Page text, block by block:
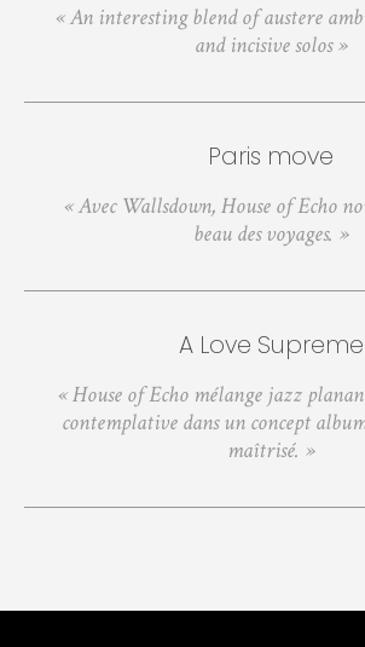
« An interesting blend of austere
and incisive solos »
Paris move
« Avec Wallsdown, House of Echo
beau des voyages. »
A Love Supreme
« House of Echo mélange jazz
contemplative dans un concept
maîtrisé. »